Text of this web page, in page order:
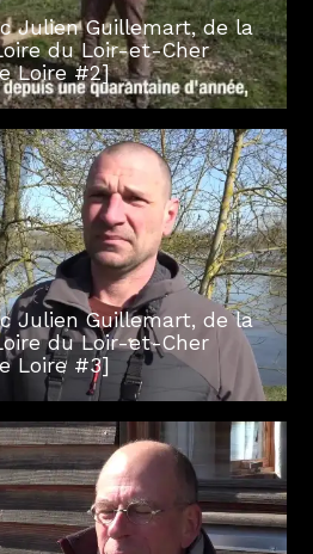
Julien Guillemart, de la
du Loir-et-Cher
Loire #2]
Julien Guillemart, de la
du Loir-et-Cher
Loire #3]